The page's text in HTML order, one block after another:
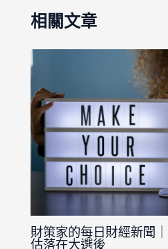
相關文章
財策家的每日財經新聞
估落在大選後